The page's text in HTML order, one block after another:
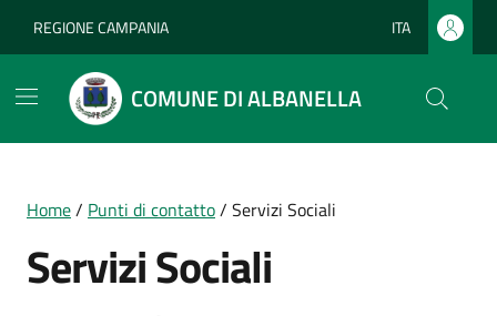
REGIONE CAMPANIA Lingua attiva:
ITA
COMUNE DI ALBANELLA
Home/ Punti di contatto/ Servizi Sociali
Servizi Sociali